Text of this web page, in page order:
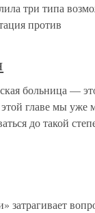
три типа
против
больница —
главе мы уже
до такой